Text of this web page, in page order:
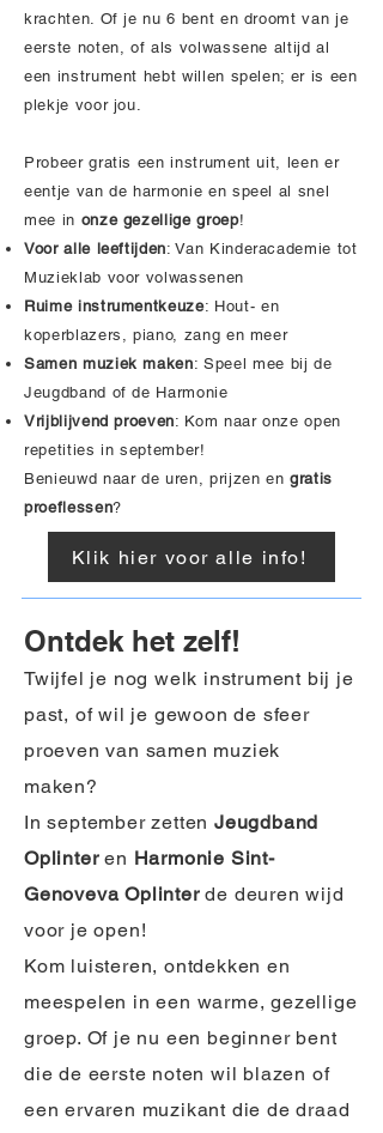
krachten. Of je nu 6 bent en droomt van je
eerste noten, of als volwassene altijd al
een instrument hebt willen spelen; er is een
plekje voor jou.
Probeer gratis een instrument uit, leen er
eentje van de harmonie en speel al snel
mee in onze gezellige groep!
Voor alle leeftijden: Van Kinderacademie tot
Muzieklab voor volwassenen
Ruime instrumentkeuze: Hout- en
koperblazers, piano, zang en meer
Samen muziek maken: Speel mee bij de
Jeugdband of de Harmonie
Vrijblijvend proeven: Kom naar onze open
repetities in september!
Benieuwd naar de uren, prijzen engratis
proeflessen?
Klik hier voor alle info!
Ontdek het zelf!
Twijfel je nog welk instrument bij je
past, of wil je gewoon de sfeer
proeven van samen muziek
maken?
In september zetten Jeugdband
Oplinteren Harmonie Sint-
Genoveva Oplinterde deuren wijd
voor je open!
Kom luisteren, ontdekken en
meespelen in een warme, gezellige
groep. Of je nu een beginner bent
die de eerste noten wil blazen of
een ervaren muzikant die de draad